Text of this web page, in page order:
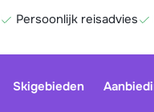
Persoonlijk reisadvies
Skigebieden